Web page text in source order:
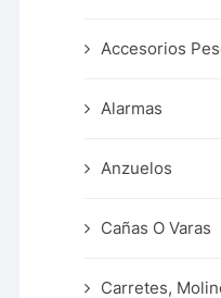
Accesorios
Alarmas
Anzuelos
Cañas O Varas
Carretes,